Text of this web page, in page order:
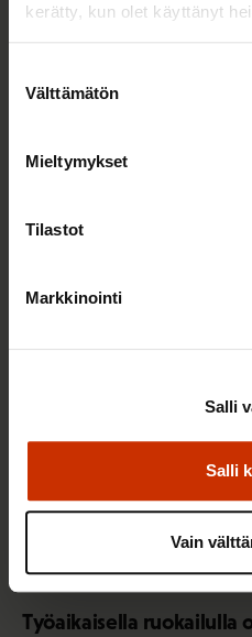
kerätty, kun olet käyttänyt
valinta
Välttämätön
Mieltymykset
Tilastot
Markkinointi
Salli
Salli
Vain
TERVE JA HYVÄ TYÖELÄMÄ
22.5.2026 9:00
Työaikaisella ruokailulla